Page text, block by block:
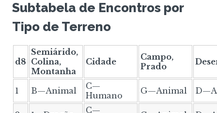
Subtabela de Encontros por
Tipo de Terreno
d8
Semiárido,
Colina,
Montanha
Cidade
Campo,
Prado
1 B—Animal
C—
Humano
G—Animal
C—